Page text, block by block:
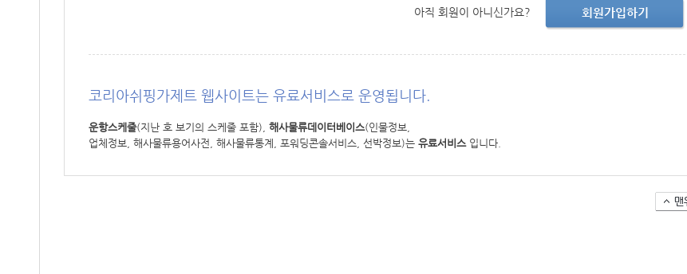
회원가입하기
아직 회원이 아니신가요?
코리아쉬핑가제트 웹사이트는 유료서비스로 운영됩니다.
운항스케줄(지난 호 보기의 스케줄 포함), 해사물류데이터베이스(인물정보,
업체정보, 해사물류용어사전, 해사물류통계, 포워딩콘솔서비스, 선박정보)는 유료서비스입니다.